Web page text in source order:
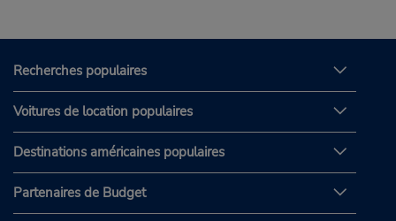
Recherches populaires
Voitures de location populaires
Destinations américaines populaires
Partenaires de Budget